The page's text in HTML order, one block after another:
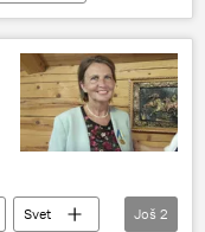
Svet
Još 2